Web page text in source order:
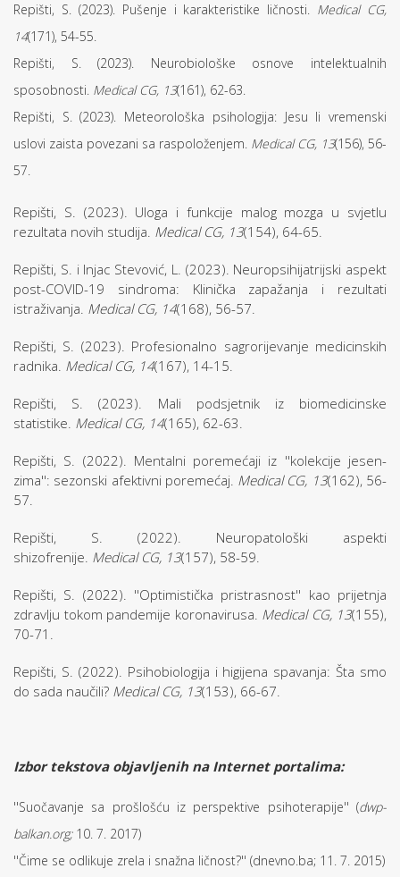
Repišti, S. (2023). Pušenje i karakteristike ličnosti. Medical CG,
14(171), 54-55.
Repišti, S. (2023). Neurobiološke osnove intelektualnih
sposobnosti. Medical CG, 13(161), 62-63.
Repišti, S. (2023). Meteorološka psihologija: Jesu li vremenski
uslovi zaista povezani sa raspoloženjem. Medical CG, 13(156), 56-
57.
Repišti, S. (2023). Uloga i funkcije malog mozga u svjetlu
rezultata novih studija. Medical CG, 13(154), 64-65.
Repišti, S. i Injac Stevović, L. (2023). Neuropsihijatrijski aspekt
post-COVID-19 sindroma: Klinička zapažanja i rezultati
istraživanja. Medical CG, 14(168), 56-57.
Repišti, S. (2023). Profesionalno sagrorijevanje medicinskih
radnika. Medical CG, 14(167), 14-15.
Repišti, S. (2023). Mali podsjetnik iz biomedicinske
statistike. Medical CG, 14(165), 62-63.
Repišti, S. (2022). Mentalni poremećaji iz ''kolekcije jesen-
zima'': sezonski afektivni poremećaj. Medical CG, 13(162), 56-
57.
Repišti, S. (2022). Neuropatološki aspekti
shizofrenije. Medical CG, 13(157), 58-59.
Repišti, S. (2022). ''Optimistička pristrasnost'' kao prijetnja
zdravlju tokom pandemije koronavirusa. Medical CG, 13(155),
70-71.
Repišti, S. (2022). Psihobiologija i higijena spavanja: Šta smo
do sada naučili? Medical CG, 13(153), 66-67.
Izbor tekstova objavljenih na Internet portalima:
''Suočavanje sa prošlošću iz perspektive psihoterapije'' (dwp-
balkan.org; 10. 7. 2017)
''Čime se odlikuje zrela i snažna ličnost?'' (dnevno.ba; 11. 7. 2015)